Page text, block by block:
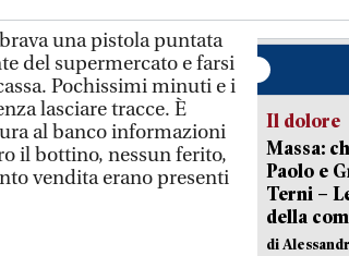
una pistola puntata
del supermercato e farsi
Pochissimi minuti e i
lasciare tracce. È
al banco informazioni
il bottino, nessun ferito,
vendita erano presenti
Il dolore
Massa:
Paolo e
Terni –
della
di